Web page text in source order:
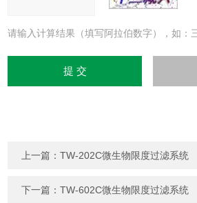
请输入计算结果（填写阿拉伯数字），如：
上一篇：TW-202C微生物限度过滤系统
下一篇：TW-602C微生物限度过滤系统